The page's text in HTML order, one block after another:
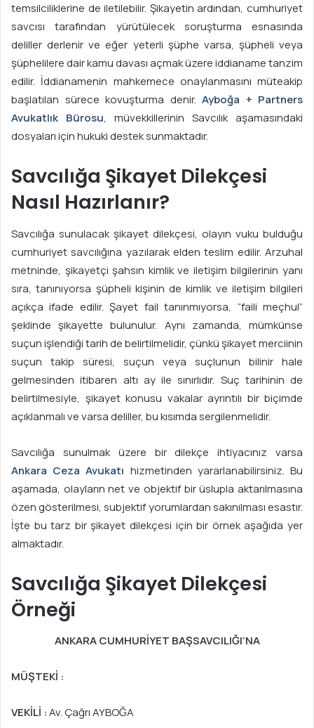
temsilciliklerine de iletilebilir. Şikayetin ardından, cumhuriyet
savcısı tarafından yürütülecek soruşturma esnasında
deliller derlenir ve eğer yeterli şüphe varsa, şüpheli veya
şüphelilere dair kamu davası açmak üzere iddianame tanzim
edilir. İddianamenin mahkemece onaylanmasını müteakip
başlatılan sürece kovuşturma denir. Ayboğa + Partners
Avukatlık Bürosu, müvekkillerinin Savcılık aşamasındaki
dosyaları için hukuki destek sunmaktadır.
Savcılığa Şikayet Dilekçesi
Nasıl Hazırlanır?
Savcılığa sunulacak şikayet dilekçesi, olayın vuku bulduğu
cumhuriyet savcılığına yazılarak elden teslim edilir. Arzuhal
metninde, şikayetçi şahsın kimlik ve iletişim bilgilerinin yanı
sıra, tanınıyorsa şüpheli kişinin de kimlik ve iletişim bilgileri
açıkça ifade edilir. Şayet fail tanınmıyorsa, “faili meçhul”
şeklinde şikayette bulunulur. Aynı zamanda, mümkünse
suçun işlendiği tarih de belirtilmelidir, çünkü şikayet merciinin
suçun takip süresi, suçun veya suçlunun bilinir hale
gelmesinden itibaren altı ay ile sınırlıdır. Suç tarihinin de
belirtilmesiyle, şikayet konusu vakalar ayrıntılı bir biçimde
açıklanmalı ve varsa deliller, bu kısımda sergilenmelidir.
Savcılığa sunulmak üzere bir dilekçe ihtiyacınız varsa
Ankara Ceza Avukatı hizmetinden yararlanabilirsiniz. Bu
aşamada, olayların net ve objektif bir üslupla aktarılmasına
özen gösterilmesi, subjektif yorumlardan sakınılması esastır.
İşte bu tarz bir şikayet dilekçesi için bir örnek aşağıda yer
almaktadır.
Savcılığa Şikayet Dilekçesi
Örneği
ANKARA CUMHURİYET BAŞSAVCILIĞI’NA
MÜŞTEKİ :
VEKİLİ :Av. Çağrı AYBOĞA